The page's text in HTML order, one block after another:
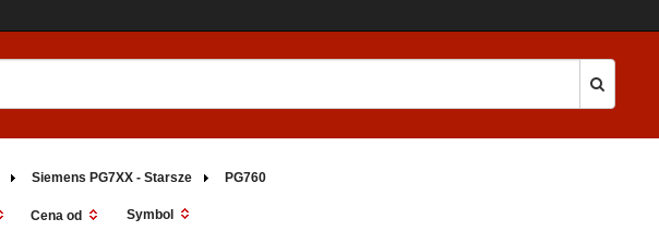
Siemens PG7XX - Starsze PG760
Cena od Symbol